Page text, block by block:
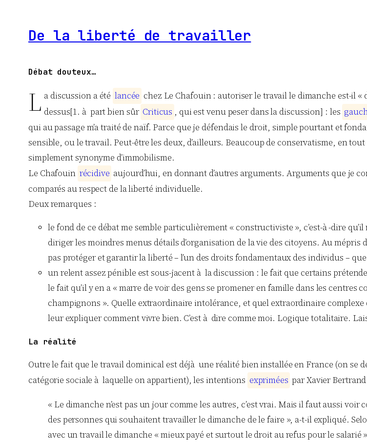
De la liberté de travailler
Débat douteux…
L a discussion a été lancée chez Le Chafouin : autoriser le travail le dimanche est-il «
dessus[1. à part bien sûr Criticus , qui est venu peser dans la discussion] : les gauc
qui au passage m’a traité de naïf. Parce que je défendais le droit, simple pourtant et
sensible, ou le travail. Peut-être les deux, d’ailleurs. Beaucoup de conservatisme, en
simplement synonyme d’immobilisme.
Le Chafouin récidive aujourd’hui, en donnant d’autres arguments. Arguments que je
comparés au respect de la liberté individuelle.
Deux remarques :
le fond de ce débat me semble particulièrement « constructiviste », c’est-à -dire
diriger les moindres menus détails d’organisation de la vie des citoyens. Au mépris
pas protéger et garantir la liberté – l’un des droits fondamentaux des individus –
un relent assez pénible est sous-jacent à la discussion : le fait que certains
le fait qu’il y en a « marre de voir des gens se promener en famille dans les
champignons ». Quelle extraordinaire intolérance, et quel extraordinaire complexe
leur expliquer comment vivre bien. C’est à dire comme moi. Logique totalitaire.
La réalité
Outre le fait que le travail dominical est déjà une réalité bien installée en France (on se
catégorie sociale à laquelle on appartient), les intentions exprimées par Xavier Bertrand
« Le dimanche n’est pas un jour comme les autres, c’est vrai. Mais il faut aussi
des personnes qui souhaitent travailler le dimanche de le faire », a-t-il expliqué.
avec un travail le dimanche « mieux payé et surtout le droit au refus pour le salarié